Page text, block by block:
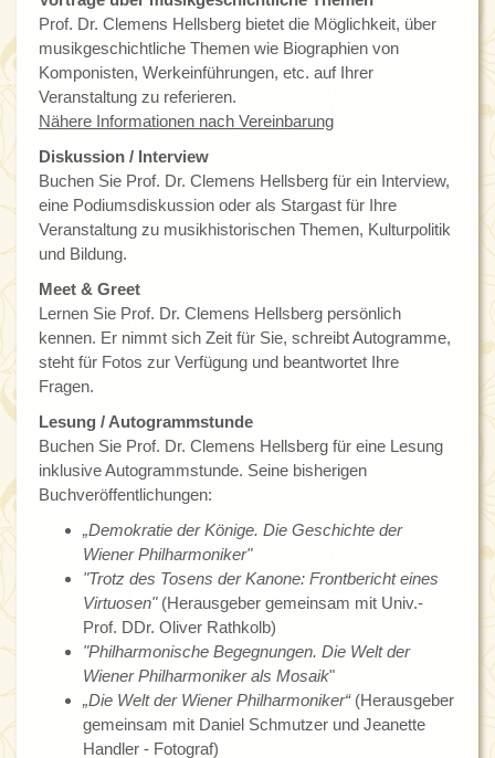
Prof. Dr. Clemens Hellsberg bietet die Möglichkeit, über
musikgeschichtliche Themen wie Biographien von
Komponisten, Werkeinführungen, etc. auf Ihrer
Veranstaltung zu referieren.
Nähere Informationen nach Vereinbarung
Diskussion / Interview
Buchen Sie Prof. Dr. Clemens Hellsberg für ein Interview,
eine Podiumsdiskussion oder als Stargast für Ihre
Veranstaltung zu musikhistorischen Themen, Kulturpolitik
und Bildung.
Meet & Greet
Lernen Sie Prof. Dr. Clemens Hellsberg persönlich
kennen. Er nimmt sich Zeit für Sie, schreibt Autogramme,
steht für Fotos zur Verfügung und beantwortet Ihre
Fragen.
Lesung / Autogrammstunde
Buchen Sie Prof. Dr. Clemens Hellsberg für eine Lesung
inklusive Autogrammstunde. Seine bisherigen
Buchveröffentlichungen:
„Demokratie der Könige. Die Geschichte der
Wiener Philharmoniker"
"Trotz des Tosens der Kanone: Frontbericht eines
Virtuosen" (Herausgeber gemeinsam mit Univ.-
Prof. DDr. Oliver Rathkolb)
"Philharmonische Begegnungen. Die Welt der
Wiener Philharmoniker als Mosaik"
„Die Welt der Wiener Philharmoniker“ (Herausgeber
gemeinsam mit Daniel Schmutzer und Jeanette
Handler - Fotograf)